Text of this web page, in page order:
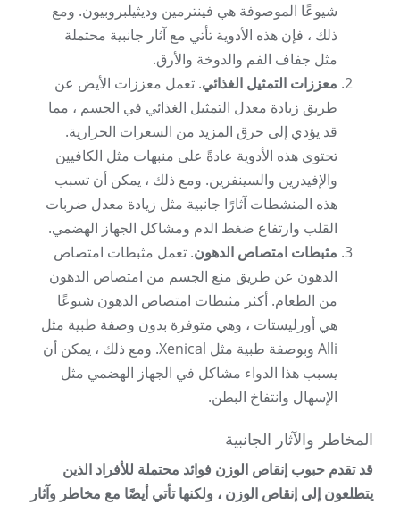
شيوعًا الموصوفة هي فينترمين وديثيلبروبيون. ومع
ذلك ، فإن هذه الأدوية تأتي مع آثار جانبية محتملة
مثل جفاف الفم والدوخة والأرق.
معززات التمثيل الغذائي. تعمل معززات الأيض عن
طريق زيادة معدل التمثيل الغذائي في الجسم ، مما
قد يؤدي إلى حرق المزيد من السعرات الحرارية.
تحتوي هذه الأدوية عادةً على منبهات مثل الكافيين
والإفيدرين والسينفرين. ومع ذلك ، يمكن أن تسبب
هذه المنشطات آثارًا جانبية مثل زيادة معدل ضربات
القلب وارتفاع ضغط الدم ومشاكل الجهاز الهضمي.
مثبطات امتصاص الدهون. تعمل مثبطات امتصاص
الدهون عن طريق منع الجسم من امتصاص الدهون
من الطعام. أكثر مثبطات امتصاص الدهون شيوعًا
هي أورليستات ، وهي متوفرة بدون وصفة طبية مثل
Alli وبوصفة طبية مثل Xenical. ومع ذلك ، يمكن أن
يسبب هذا الدواء مشاكل في الجهاز الهضمي مثل
الإسهال وانتفاخ البطن.
المخاطر والآثار الجانبية
قد تقدم حبوب إنقاص الوزن فوائد محتملة للأفراد الذين
يتطلعون إلى إنقاص الوزن ، ولكنها تأتي أيضًا مع مخاطر وآثار